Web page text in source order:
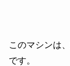
このマシンは、
です。